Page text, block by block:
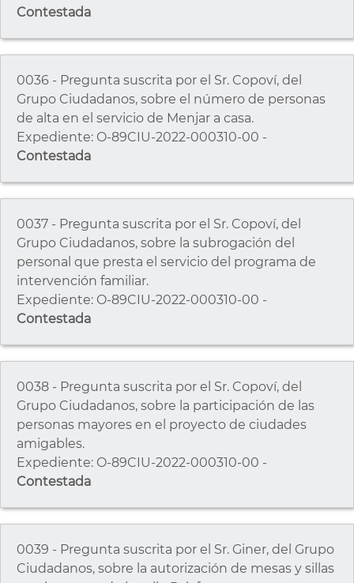
Contestada
0036 - Pregunta suscrita por el Sr. Copoví, del
Grupo Ciudadanos, sobre el número de personas
de alta en el servicio de Menjar a casa.
Expediente: O-89CIU-2022-000310-00 -
Contestada
0037 - Pregunta suscrita por el Sr. Copoví, del
Grupo Ciudadanos, sobre la subrogación del
personal que presta el servicio del programa de
intervención familiar.
Expediente: O-89CIU-2022-000310-00 -
Contestada
0038 - Pregunta suscrita por el Sr. Copoví, del
Grupo Ciudadanos, sobre la participación de las
personas mayores en el proyecto de ciudades
amigables.
Expediente: O-89CIU-2022-000310-00 -
Contestada
0039 - Pregunta suscrita por el Sr. Giner, del Grupo
Ciudadanos, sobre la autorización de mesas y sillas